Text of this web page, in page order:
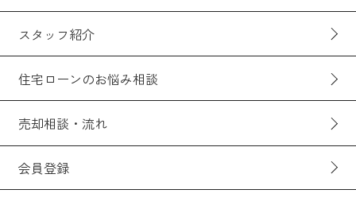
スタッフ紹介
住宅ローンのお悩み相談
売却相談・流れ
会員登録